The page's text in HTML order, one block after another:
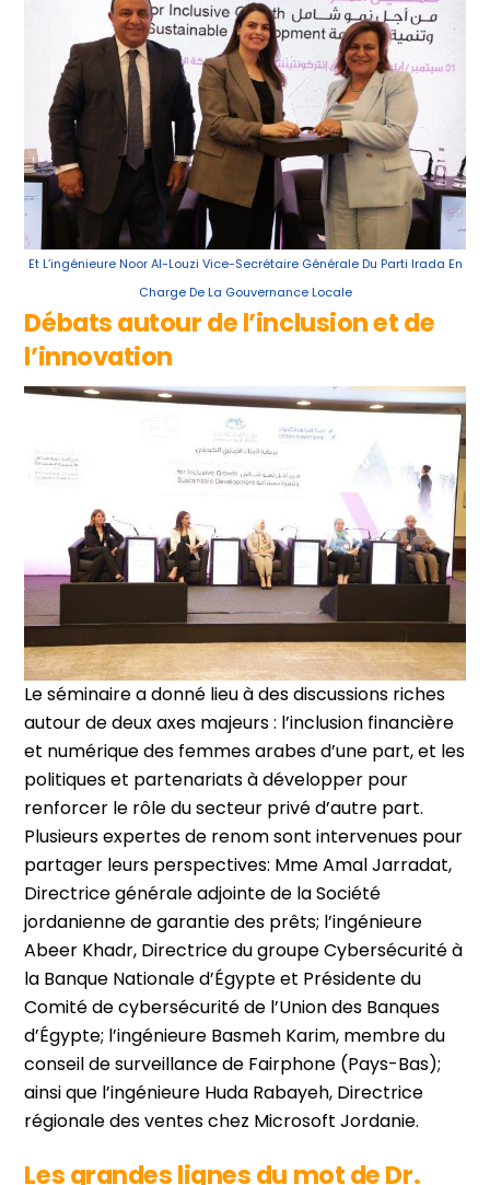
Et L’ingénieure Noor Al-Louzi Vice-Secrétaire Générale Du Parti Irada En
Charge De La Gouvernance Locale
Débats autour de l’inclusion et de
l’innovation
Le séminaire a donné lieu à des discussions riches
autour de deux axes majeurs : l’inclusion financière
et numérique des femmes arabes d’une part, et les
politiques et partenariats à développer pour
renforcer le rôle du secteur privé d’autre part.
Plusieurs expertes de renom sont intervenues pour
partager leurs perspectives: Mme Amal Jarradat,
Directrice générale adjointe de la Société
jordanienne de garantie des prêts; l’ingénieure
Abeer Khadr, Directrice du groupe Cybersécurité à
la Banque Nationale d’Égypte et Présidente du
Comité de cybersécurité de l’Union des Banques
d’Égypte; l’ingénieure Basmeh Karim, membre du
conseil de surveillance de Fairphone (Pays-Bas);
ainsi que l’ingénieure Huda Rabayeh, Directrice
régionale des ventes chez Microsoft Jordanie.
Les grandes lignes du mot de Dr.